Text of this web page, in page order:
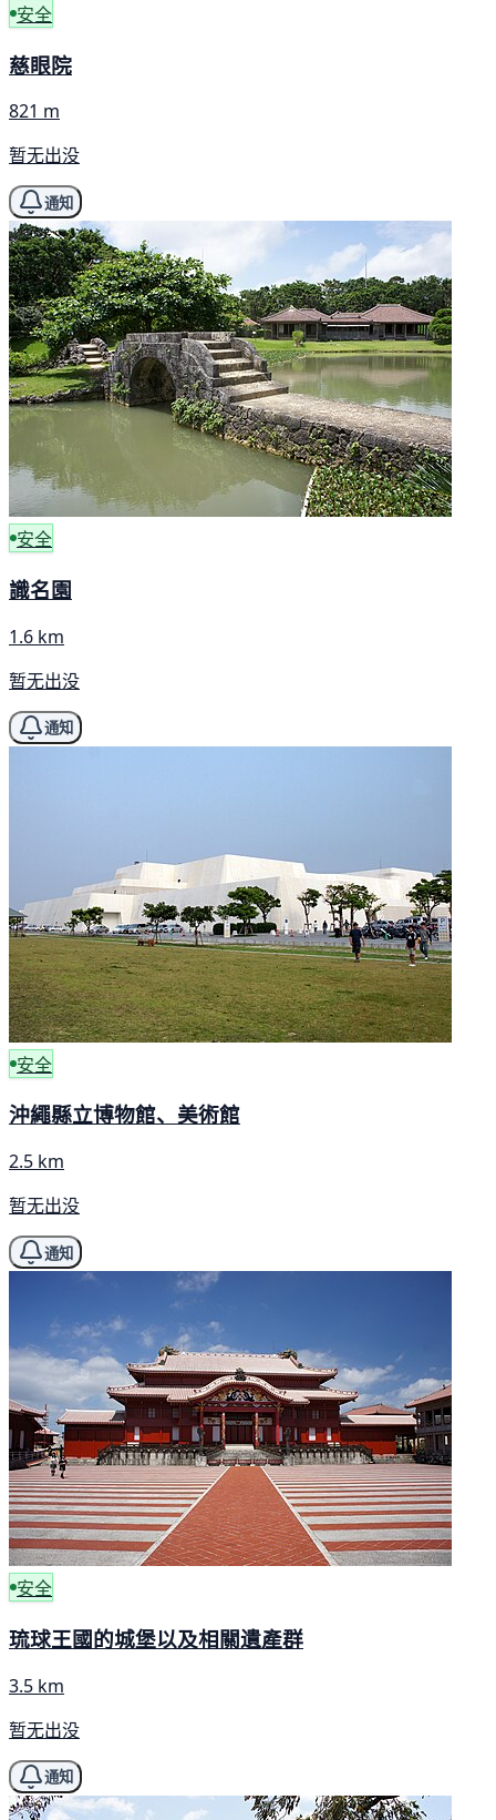
安全
慈眼院
821 m
暂无出没
通知
安全
識名園
1.6 km
暂无出没
通知
安全
沖繩縣立博物館、美術館
2.5 km
暂无出没
通知
安全
琉球王國的城堡以及相關遺產群
3.5 km
暂无出没
通知